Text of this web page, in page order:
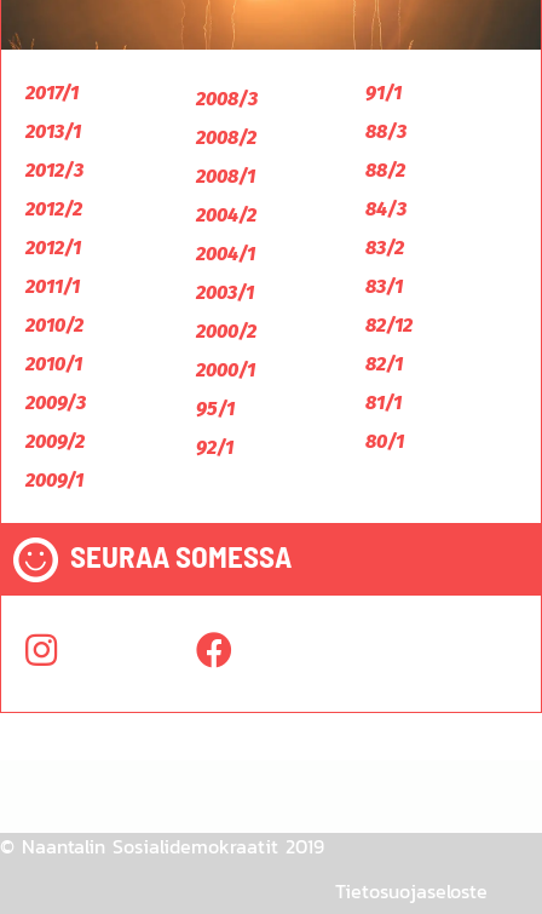
2017/1
2013/1
2012/3
2012/2
2012/1
2011/1
2010/2
2010/1
2009/3
2009/2
2009/1
2008/3
2008/2
2008/1
2004/2
2004/1
2003/1
2000/2
2000/1
95/1
92/1
91/1
88/3
88/2
84/3
83/2
83/1
82/12
82/1
81/1
80/1
SEURAA SOMESSA
© Naantalin Sosialidemokraatit 2019
Tietosuojaseloste